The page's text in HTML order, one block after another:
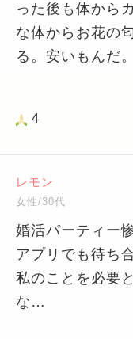
った後も体から
な体からお花の
る。安いもんだ。
4
レモン
女性/30代
婚活パーティー惨
アプリでも待ち
私のことを必要
な…